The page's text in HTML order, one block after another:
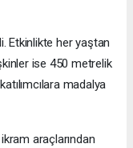
Etkinlikte her yaştan
ise 450 metrelik
madalya
araçlarından